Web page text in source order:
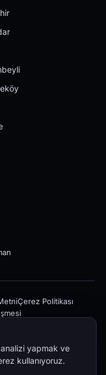
Çerez Politikası
yapmak ve
kullanıyoruz.